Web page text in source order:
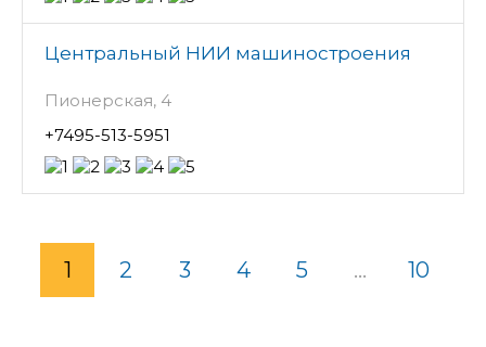
Центральный НИИ машиностроения
Пионерская, 4
+7495-513-5951
1 2 3 4 5 ... 10